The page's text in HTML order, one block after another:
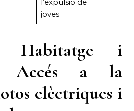
joves
Habitatge i
Accés a la
elèctriques i